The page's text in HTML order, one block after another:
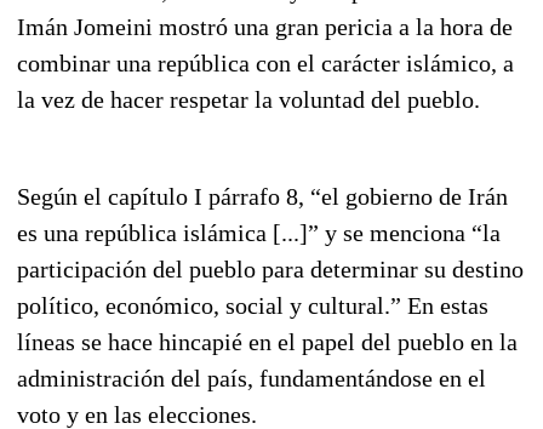
Imán Jomeini mostró una gran pericia a la hora de
combinar una república con el carácter islámico, a
la vez de hacer respetar la voluntad del pueblo.
Según el capítulo I párrafo 8, “el gobierno de Irán
es una república islámica [...]” y se menciona “la
participación del pueblo para determinar su destino
político, económico, social y cultural.” En estas
líneas se hace hincapié en el papel del pueblo en la
administración del país, fundamentándose en el
voto y en las elecciones.